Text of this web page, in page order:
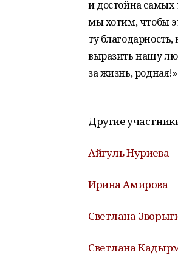
и достойна самых
мы хотим, чтобы
ту
выразить нашу
за жизнь,
Другие
Айгуль Нуриева
Ирина Амирова
Светлана
Светлана